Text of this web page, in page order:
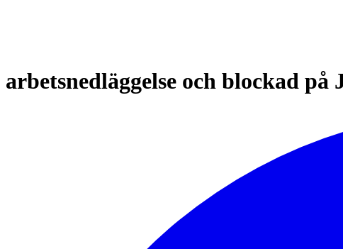
och blockad på